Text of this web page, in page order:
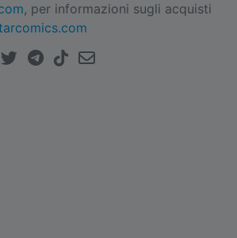
, per informazioni sugli acquisti